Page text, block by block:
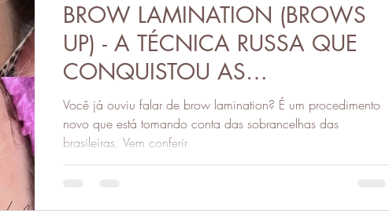
BROW LAMINATION (BROWS
UP) - A TÉCNICA RUSSA QUE
CONQUISTOU AS
SOBRANCELHAS DAS
BRASILEIRAS
Você já ouviu falar de brow lamination? É um procedimento
novo que está tomando conta das sobrancelhas das
brasileiras. Vem conferir